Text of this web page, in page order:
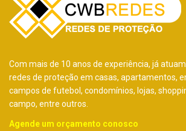
Com mais de 10 anos de experiência, já
redes de proteção em casas, apartamentos,
campos de futebol, condomínios, lojas,
campo, entre outros.
Agende um orçamento conosco